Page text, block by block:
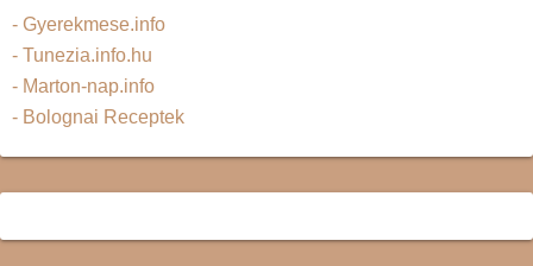
- Gyerekmese.info
- Tunezia.info.hu
- Marton-nap.info
- Bolognai Receptek